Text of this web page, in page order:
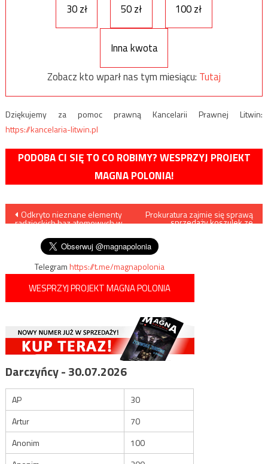
30 zł
50 zł 100 zł
Inna kwota
Zobacz kto wparł nas tym miesiącu: Tutaj
Dziękujemy za pomoc prawną Kancelarii Prawnej Litwin:
https://kancelaria-litwin.pl
PODOBA CI SIĘ TO CO ROBIMY? WESPRZYJ PROJEKT
MAGNA POLONIA!
Nawigacja
wpisu
Odkryto nieznane elementy
radzieckich baz atomowych w
Prokuratura zajmie się sprawą
sprzedaży koszulek ze
Telegramhttps://t.me/magnapolonia
WESPRZYJ PROJEKT MAGNA POLONIA
Darczyńcy - 30.07.2026
AP
30
Artur
70
Anonim
100